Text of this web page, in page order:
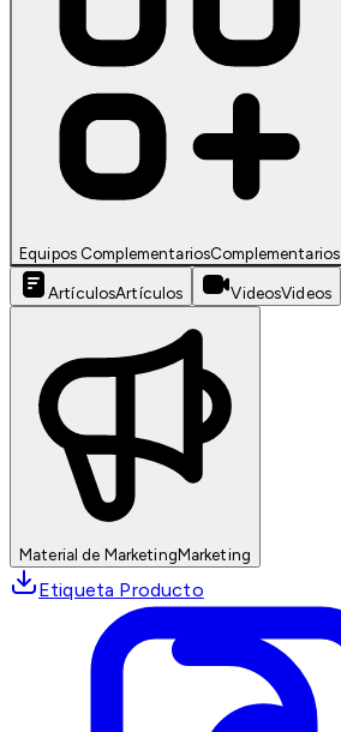
Equipos ComplementariosComplementarios
ArtículosArtículos VideosVideos
Material de MarketingMarketing
Etiqueta Producto